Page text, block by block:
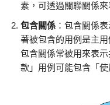
素，可透過關聯關係來
包含關係 ：包含關係
著被包含的用例是主
包含關係常被用來表
款」用例可能包含「使